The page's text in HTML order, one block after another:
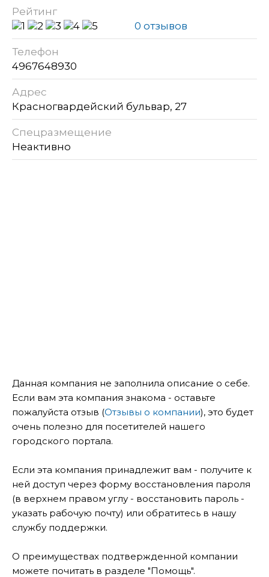
Рейтинг
0 отзывов
Телефон
4967648930
Адрес
Красногвардейский бульвар, 27
Спецразмещение
Неактивно
Данная компания не заполнила описание о себе.
Если вам эта компания знакома - оставьте
пожалуйста отзыв (Отзывы о компании), это будет
очень полезно для посетителей нашего
городского портала.
Если эта компания принадлежит вам - получите к
ней доступ через форму восстановления пароля
(в верхнем правом углу - восстановить пароль -
указать рабочую почту) или обратитесь в нашу
службу поддержки.
О преимуществах подтвержденной компании
можете почитать в разделе "Помощь".